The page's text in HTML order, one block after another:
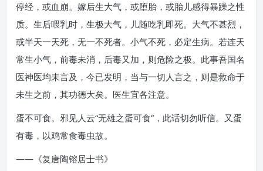
停经，或血崩。嫁后生大气，或堕胎，或胎儿感得暴躁之性
质。生后喂乳时，生极大气，儿随吃乳即死。大气不甚烈，
或半天一天死，无一不死者。小气不死，必定生病。若连天
常生小气，前毒未消，后毒又加，则危险之极。此事吾国名
医神医均未言及，今已发明，当与一切人言之，则是救命于
未生之前，其功德大矣。医生宜各注意。
蛋不可食。邪见人云“无雄之蛋可食”，此话切勿听信。又蛋
有毒，以鸡常食毒虫故。
——《复唐陶镕居士书》